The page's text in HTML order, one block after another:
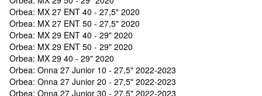
Orbea: MX 27 ENT 40 - 27,5" 2020
Orbea: MX 27 ENT 50 - 27,5" 2020
Orbea: MX 29 ENT 40 - 29" 2020
Orbea: MX 29 ENT 50 - 29" 2020
Orbea: MX 29 40 - 29" 2020
Orbea: Onna 27 Junior 10 - 27,5" 2022-2023
Orbea: Onna 27 Junior 20 - 27,5" 2022-2023
Orbea: Onna 27 Junior 30 - 27,5" 2022-2023